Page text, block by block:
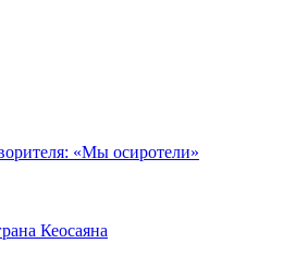
«Мы осиротели»
Кеосаяна